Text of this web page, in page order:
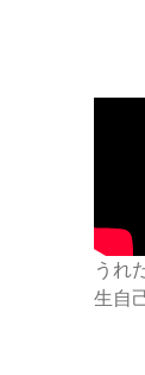
うれ
生自